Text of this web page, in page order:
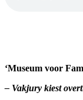
‘Museum voor
– Vakjury kiest